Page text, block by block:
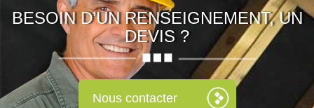
BESOIN D’UN RENSEIGNEMENT, UN
DEVIS ?
Nous contacter